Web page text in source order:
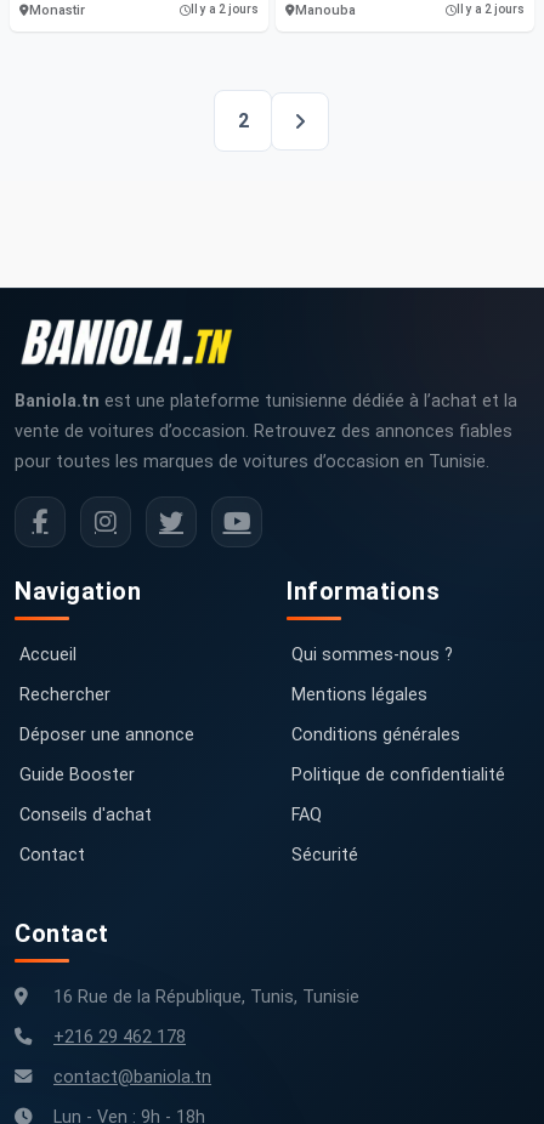
Monastir Il y a 2 jours Manouba Il y a 2 jours
2
Baniola.tn est une plateforme tunisienne dédiée à l’achat et la
vente de voitures d’occasion. Retrouvez des annonces fiables
pour toutes les marques de voitures d’occasion en Tunisie.
Navigation
Accueil
Rechercher
Déposer une annonce
Guide Booster
Conseils d'achat
Contact
Informations
Qui sommes-nous ?
Mentions légales
Conditions générales
Politique de confidentialité
FAQ
Sécurité
Contact
16 Rue de la République, Tunis, Tunisie
+216 29 462 178
contact@baniola.tn
Lun - Ven : 9h - 18h